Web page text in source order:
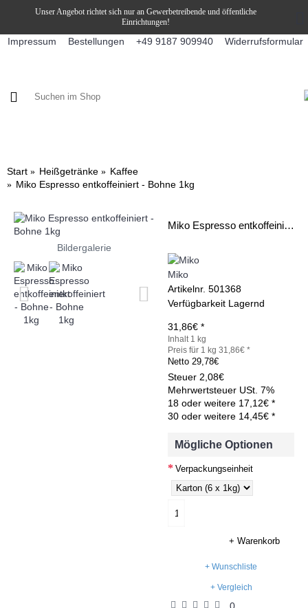
Unser Angebot richtet sich nur an Gewerbetreibende und öffentliche
Einrichtungen!
Impressum Bestellungen +49 9187 909940 Widerrufsformular
Start Heißgetränke
Kaffee
Miko Espresso entkoffeiniert - Bohne 1kg
Bildergalerie
Miko Espresso entkoffeiniert - Bohne 1kg
Miko
Artikelnr. 501368
Verfügbarkeit Lagernd
31,86€ *
Inhalt 1 kg
Preis für 1 kg 31,86€ *
Netto 29,78€
Steuer 2,08€
Mehrwertsteuer USt. 7%
18 oder weitere 17,12€ *
30 oder weitere 14,45€ *
Mögliche Optionen
Verpackungseinheit
+ Warenkorb
+ Wunschliste
+ Vergleich